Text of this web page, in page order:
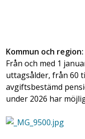
Kommun och
Från och med 1
uttagsålder, från 60
avgiftsbestämd
under 2026 har